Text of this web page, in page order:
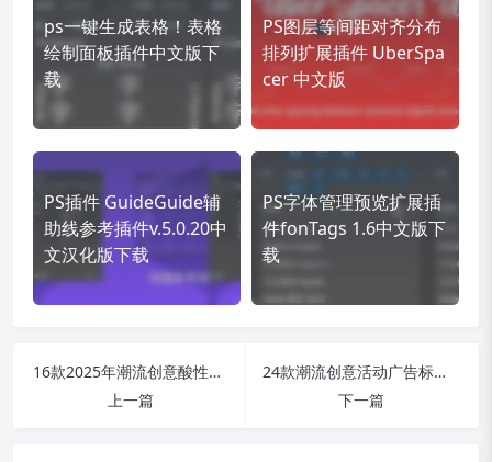
ps一键生成表格！表格
绘制面板插件中文版下
载
PS图层等间距对齐分布
排列扩展插件 UberSpa
cer 中文版
PS插件 GuideGuide辅
助线参考插件v.5.0.20中
文汉化版下载
PS字体管理预览扩展插
件fonTags 1.6中文版下
载
16款2025年潮流创意酸性风格海报PSD模版合集，轻松拿捏高级感！
上一篇
24款潮流创意活动广告标题设计PSD模板素材_附中英文字体
下一篇